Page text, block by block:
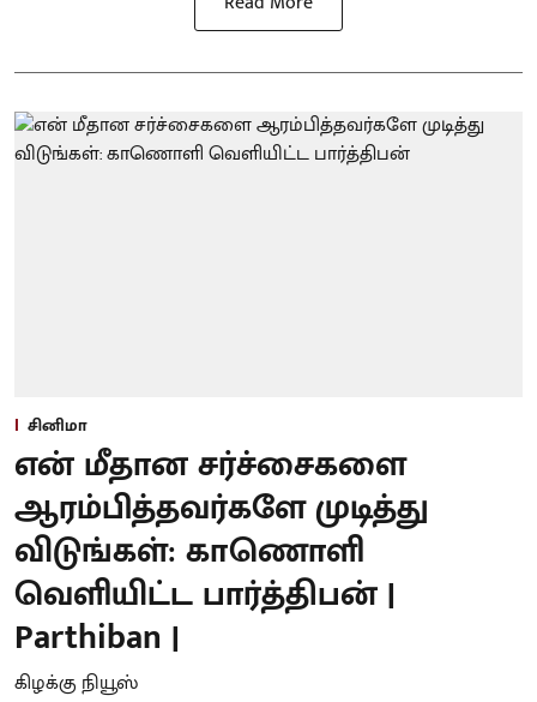
சினிமா
என் மீதான சர்ச்சைகளை
ஆரம்பித்தவர்களே முடித்து
விடுங்கள்: காணொளி
வெளியிட்ட பார்த்திபன் |
Parthiban |
கிழக்கு நியூஸ்